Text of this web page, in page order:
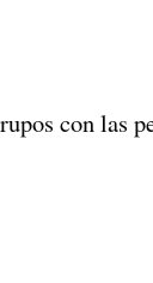
con las